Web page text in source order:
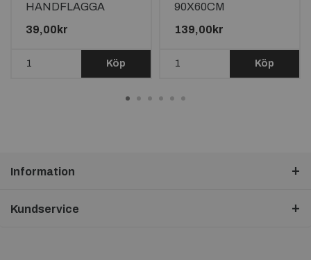
HANDFLAGGA
15X10CM
39,00kr
Köp
90X60CM
139,00kr
Köp
Information
Kundservice